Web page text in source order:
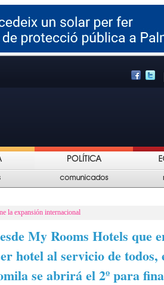
la expansión internacional
My Rooms Hotels que
hotel al servicio de todos,
se abrirá el 2º para